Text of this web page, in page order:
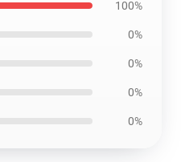
100%
0%
0%
0%
0%